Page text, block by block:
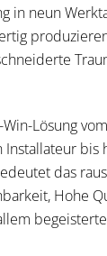
in neun
Win-Lösung
Installateur bis
das
Hohe